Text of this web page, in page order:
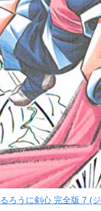
るろうに剣心 完全版 7 (